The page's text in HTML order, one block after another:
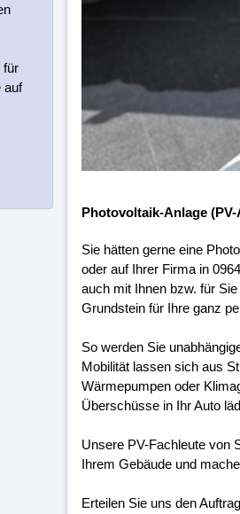
für
auf
Photovoltaik-Anlage
Sie hätten gerne eine
oder auf Ihrer Firma in
auch mit Ihnen bzw. für
Grundstein für Ihre ganz
So werden Sie
Mobilität lassen sich aus
Wärmepumpen oder
Überschüsse in Ihr Auto
Unsere PV-Fachleute von
Ihrem Gebäude und
Erteilen Sie uns den